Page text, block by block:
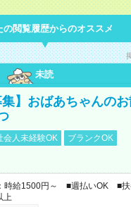
の閲覧履歴からのオススメ
未読
集】おばあちゃんの
会人未経験OK
ブランクOK
時給1500円～ ■週払いOK ■
上